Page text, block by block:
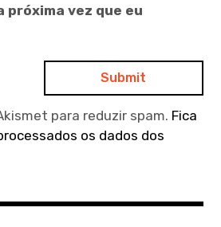
próxima vez que eu
para reduzir spam. Fica
os dados dos